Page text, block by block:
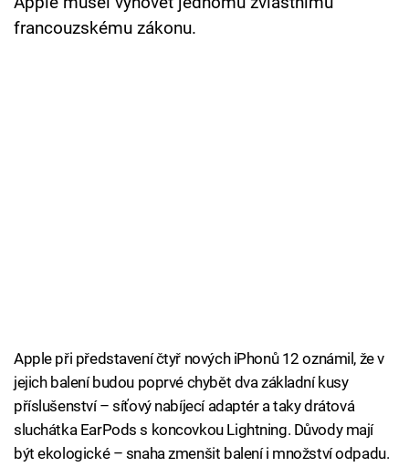
francouzskému zákonu.
Apple při představení čtyř nových iPhonů 12 oznámil, že v
jejich balení budou poprvé chybět dva základní kusy
příslušenství – síťový nabíjecí adaptér a taky drátová
sluchátka EarPods s koncovkou Lightning. Důvody mají
být ekologické – snaha zmenšit balení i množství odpadu.